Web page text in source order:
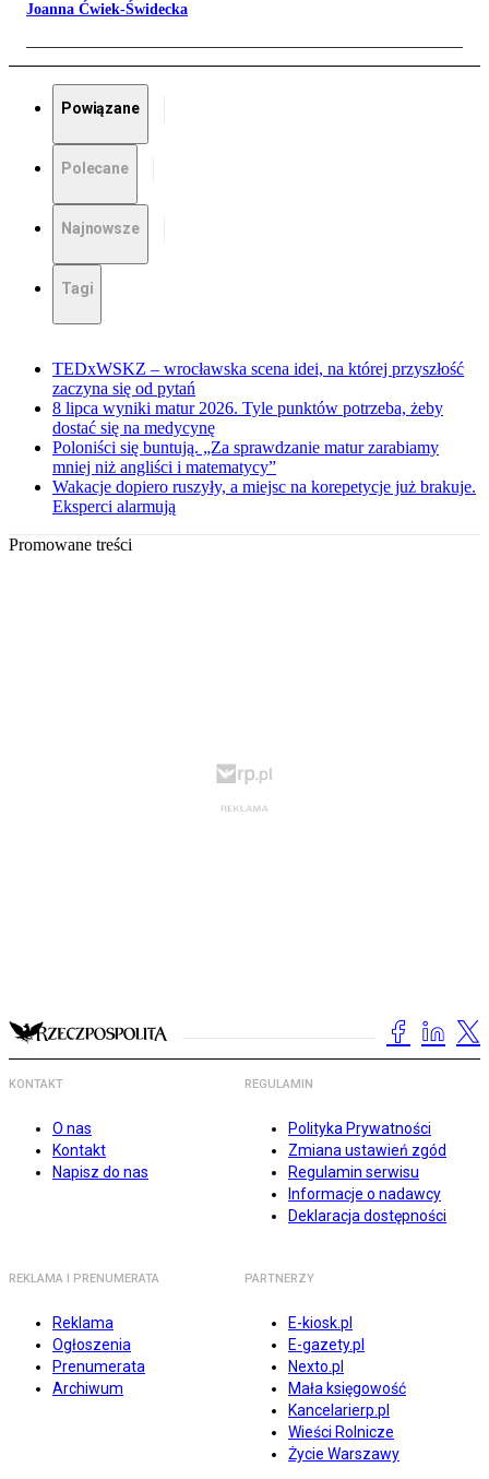
Joanna Ćwiek-Świdecka
Powiązane
Polecane
Najnowsze
Tagi
TEDxWSKZ – wrocławska scena idei, na której przyszłość
zaczyna się od pytań
8 lipca wyniki matur 2026. Tyle punktów potrzeba, żeby
dostać się na medycynę
Poloniści się buntują. „Za sprawdzanie matur zarabiamy
mniej niż angliści i matematycy”
Wakacje dopiero ruszyły, a miejsc na korepetycje już brakuje.
Eksperci alarmują
Promowane treści
KONTAKT
O nas
Kontakt
Napisz do nas
REGULAMIN
Polityka Prywatności
Zmiana ustawień zgód
Regulamin serwisu
Informacje o nadawcy
Deklaracja dostępności
REKLAMA I PRENUMERATA
Reklama
Ogłoszenia
Prenumerata
Archiwum
PARTNERZY
E-kiosk.pl
E-gazety.pl
Nexto.pl
Mała księgowość
Kancelarierp.pl
Wieści Rolnicze
Życie Warszawy